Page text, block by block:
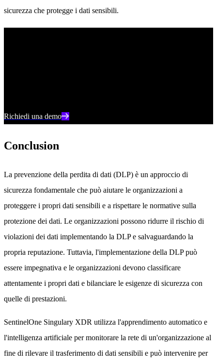
sicurezza che protegge i dati sensibili.
Richiedi una demo
Conclusion
La prevenzione della perdita di dati (DLP) è un approccio di
sicurezza fondamentale che può aiutare le organizzazioni a
proteggere i propri dati sensibili e a rispettare le normative sulla
protezione dei dati. Le organizzazioni possono ridurre il rischio di
violazioni dei dati implementando la DLP e salvaguardando la
propria reputazione. Tuttavia, l'implementazione della DLP può
essere impegnativa e le organizzazioni devono classificare
attentamente i propri dati e bilanciare le esigenze di sicurezza con
quelle di prestazioni.
SentinelOne Singulary XDR utilizza l'apprendimento automatico e
l'intelligenza artificiale per monitorare la rete di un'organizzazione al
fine di rilevare il trasferimento di dati sensibili e può intervenire per